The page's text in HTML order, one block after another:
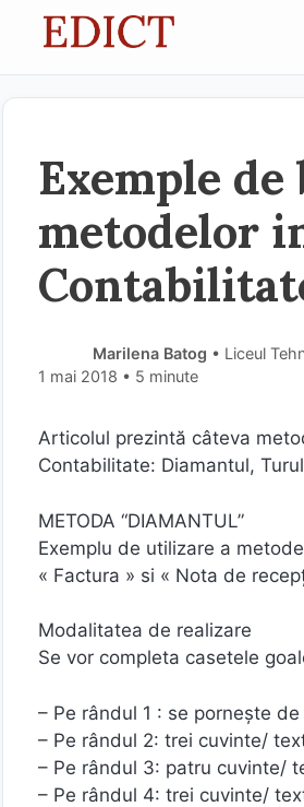
Exemple
metodelor
Marilena Batog • Liceul
1 mai 2018 • 5 minute
Articolul prezintă câteva
Contabilitate: Diamantul,
METODA “DIAMANTUL”
Exemplu de utilizare a
« Factura » si « Nota de
Modalitatea de realizare
Se vor completa casetele
– Pe rândul 1 : se porneşte
– Pe rândul 2: trei cuvinte/
– Pe rândul 3: patru cuvinte/
– Pe rândul 4: trei cuvinte/